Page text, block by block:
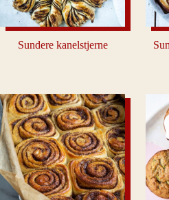
Sundere kanelstjerne